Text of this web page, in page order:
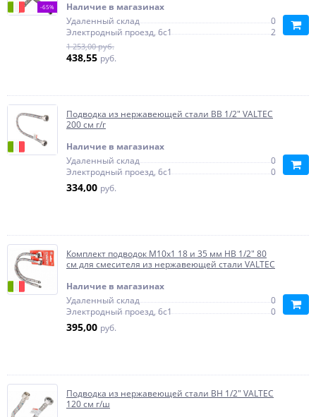
-65%
Наличие в магазинах
Удаленный склад
0
Электродный проезд, 6с1
2
1 253,00 руб.
438,55 руб.
Подводка из нержавеющей стали ВВ 1/2" VALTEC
200 см г/г
Наличие в магазинах
Удаленный склад
0
Электродный проезд, 6с1
0
334,00 руб.
Комплект подводок М10х1 18 и 35 мм НВ 1/2" 80
см для смесителя из нержавеющей стали VALTEC
Наличие в магазинах
Удаленный склад
0
Электродный проезд, 6с1
0
395,00 руб.
Подводка из нержавеющей стали ВН 1/2" VALTEC
120 см г/ш